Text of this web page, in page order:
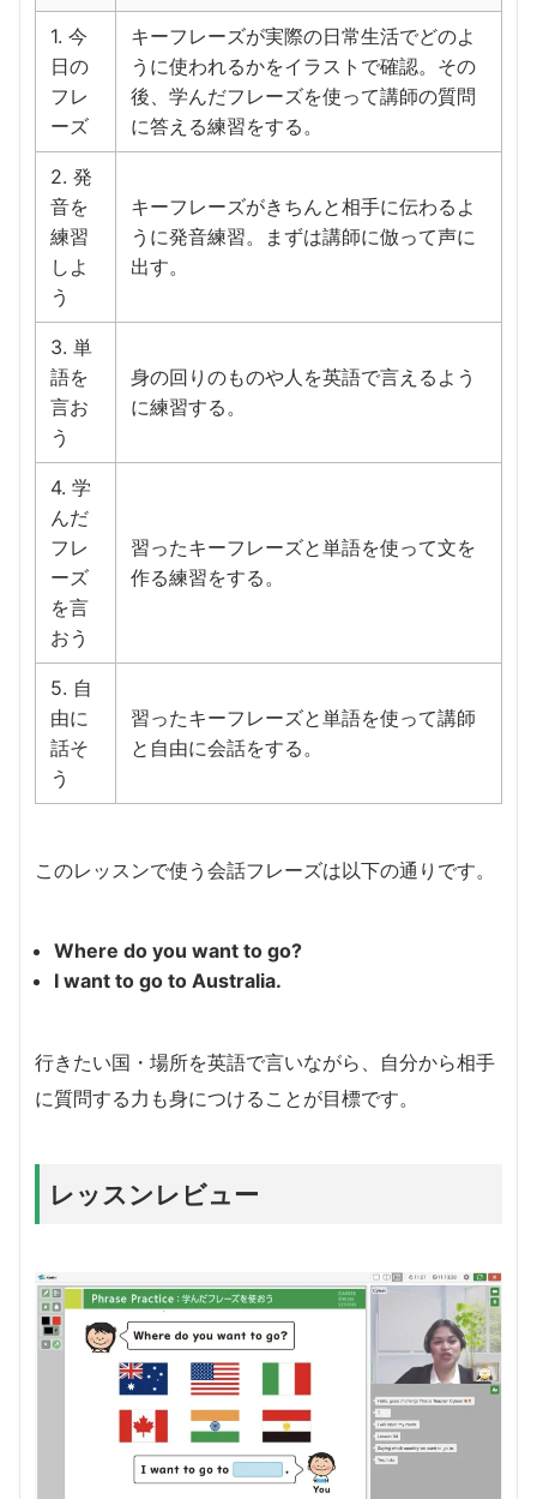
1. 今
日の
フレ
ーズ
キーフレーズが実際の日常生活でどのよ
うに使われるかをイラストで確認。その
後、学んだフレーズを使って講師の質問
に答える練習をする。
2. 発
音を
練習
しよ
う
キーフレーズがきちんと相手に伝わるよ
うに発音練習。まずは講師に倣って声に
出す。
3. 単
語を
言お
う
身の回りのものや人を英語で言えるよう
に練習する。
4. 学
んだ
フレ
ーズ
を言
おう
習ったキーフレーズと単語を使って文を
作る練習をする。
5. 自
由に
話そ
う
習ったキーフレーズと単語を使って講師
と自由に会話をする。
このレッスンで使う会話フレーズは以下の通りです。
Where do you want to go?
I want to go to Australia.
行きたい国・場所を英語で言いながら、自分から相手
に質問する力も身につけることが目標です。
レッスンレビュー